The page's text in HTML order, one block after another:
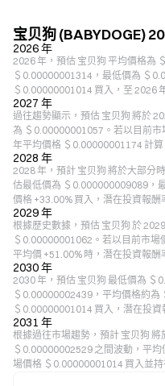
宝贝狗 (BABYDOGE)
2026 年
2026 年，預估 宝贝狗 平均價格為
＄0.00000001314，最低價為 ＄
＄0.00000001014 買入，至 2026
2027 年
過往趨勢顯示，預估 宝贝狗 將於
為 ＄0.00000001057。若以目前
年平均價格 ＄0.00000001174 計
2028 年
2028 年，預計 宝贝狗 將於大部分
估最低價為 ＄0.000000009089，
價格 +33.00% 買入，潛在投資報
2029 年
根據歷史數據，預估 宝贝狗 於
＄0.00000001062。若以目前市
平均價 +51.00% 時，潛在投資報
2030 年
2030 年，預估 宝贝狗 最低價為 ＄
＄0.00000002439，平均價格約
＄0.00000001014 買入，潛在投資
2031 年
根據過往市場趨勢，預計 宝贝狗
＄0.00000002529 之間波動，平
場價格 ＄0.00000001014 買入並